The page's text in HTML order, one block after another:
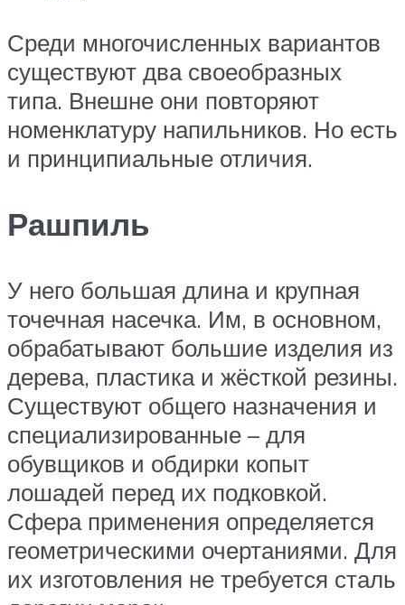
Среди многочисленных вариантов
существуют два своеобразных
типа. Внешне они повторяют
номенклатуру напильников. Но есть
и принципиальные отличия.
Рашпиль
У него большая длина и крупная
точечная насечка. Им, в основном,
обрабатывают большие изделия из
дерева, пластика и жёсткой резины.
Существуют общего назначения и
специализированные – для
обувщиков и обдирки копыт
лошадей перед их подковкой.
Сфера применения определяется
геометрическими очертаниями. Для
их изготовления не требуется сталь